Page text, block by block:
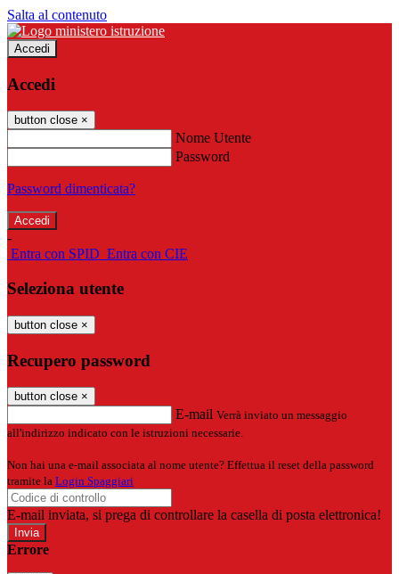
Salta al contenuto
Accedi
Accedi
button close ×
Nome Utente
Password
Password dimenticata?
-
Entra con SPID Entra con CIE
Seleziona utente
button close ×
Recupero password
button close ×
E-mail Verrà inviato un messaggio
all'indirizzo indicato con le istruzioni necessarie.
Non hai una e-mail associata al nome utente? Effettua il reset della password
tramite la Login Spaggiari
E-mail inviata, si prega di controllare la casella di posta elettronica!
Errore